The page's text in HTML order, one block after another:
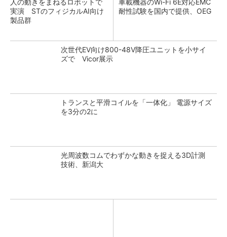
人の動きをまねるロボットで
実演 STのフィジカルAI向け
製品群
車載機器のWi-Fi 6E対応EMC
耐性試験を国内で提供、OEG
次世代EV向け800-48V降圧ユニットを小サイ
ズで Vicor展示
トランスと平滑コイルを「一体化」 電源サイズ
を3分の2に
光周波数コムでわずかな動きを捉える3D計測
技術、新潟大